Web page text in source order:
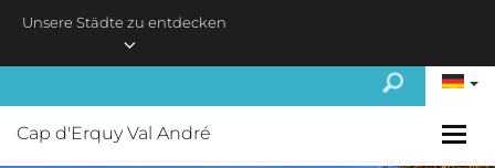
Unsere Städte zu entdecken
Cap d'Erquy Val André